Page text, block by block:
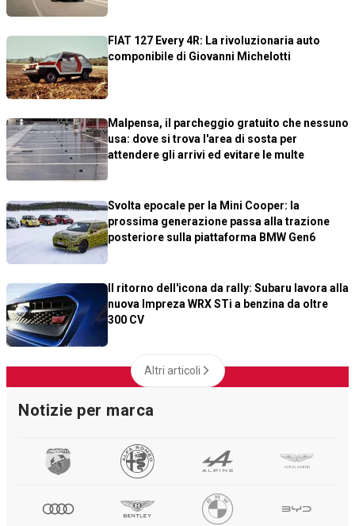
FIAT 127 Every 4R: La rivoluzionaria auto
componibile di Giovanni Michelotti
Malpensa, il parcheggio gratuito che nessuno
usa: dove si trova l'area di sosta per
attendere gli arrivi ed evitare le multe
Svolta epocale per la Mini Cooper: la
prossima generazione passa alla trazione
posteriore sulla piattaforma BMW Gen6
Il ritorno dell'icona da rally: Subaru lavora alla
nuova Impreza WRX STi a benzina da oltre
300 CV
Altri articoli
Notizie per marca